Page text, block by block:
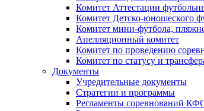
Комитет Аттестации
Комитет Детско-юношеского
Комитет мини-футбола,
Апелляционный комитет
Комитет по проведению
Комитет по статусу и
Документы
Учредительные документы
Стратегии и программы
Регламенты соревнований